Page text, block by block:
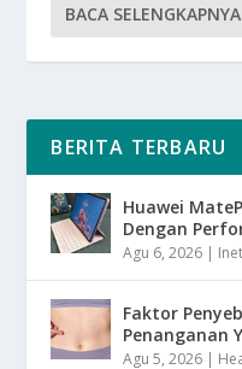
BACA SELENGKAPNYA
BERITA TERBARU
Huawei
Dengan
Agu 6, 2026 | Inet
Faktor
Penanganan
Agu 5, 2026 |